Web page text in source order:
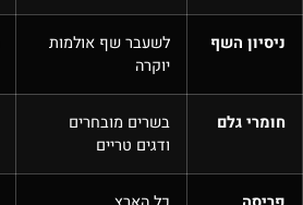
ניסיון השף
לשעבר שף אולמות
יוקרה
חומרי גלם
בשרים מובחרים
ודגים טריים